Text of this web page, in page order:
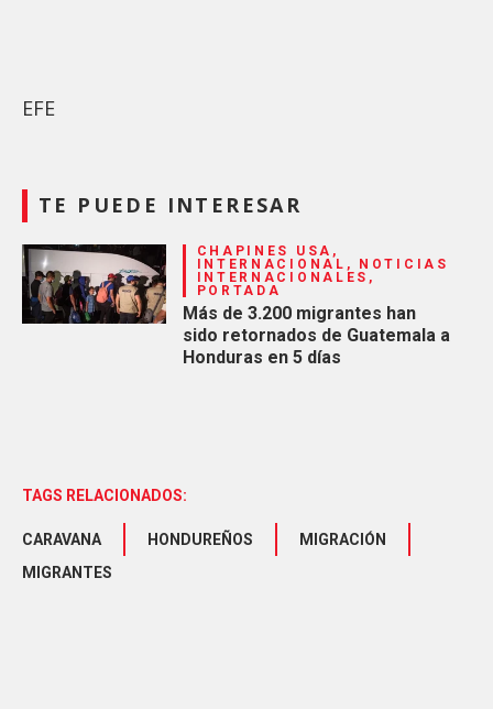
EFE
TE PUEDE INTERESAR
CHAPINES USA,
INTERNACIONAL, NOTICIAS
INTERNACIONALES,
PORTADA
Más de 3.200 migrantes han
sido retornados de Guatemala a
Honduras en 5 días
TAGS RELACIONADOS:
CARAVANA HONDUREÑOS
MIGRACIÓN
MIGRANTES